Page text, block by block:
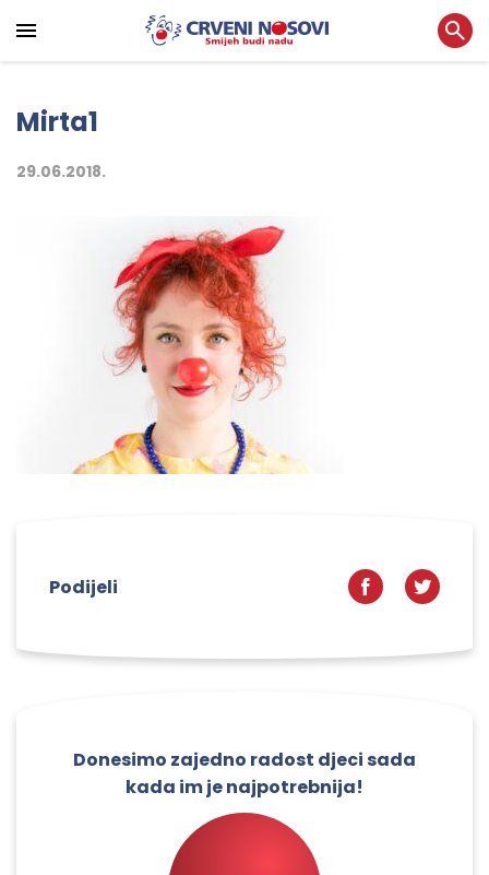
Mirta1
29.06.2018.
Podijeli
Donesimo zajedno radost djeci sada
kada im je najpotrebnija!